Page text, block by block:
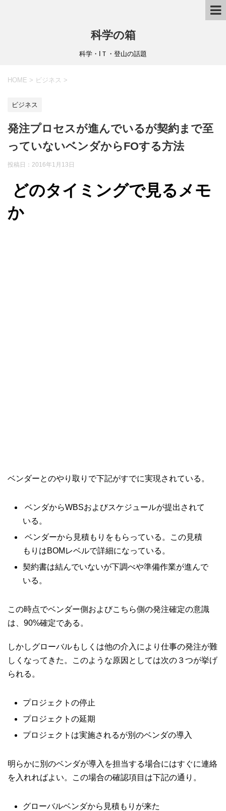
科学の箱
科学・IＴ・登山の話題
HOME > ビジネス >
ビジネス
発注プロセスが進んでいるが契約まで至
っていないベンダからFOする方法
投稿日： 2016年1月13日
どのタイミングで見るメモ
か
ベンダーとのやり取りで下記がすでに実現されている。
ベンダからWBSおよびスケジュールが提出されて
いる。
ベンダーから見積もりをもらっている。この見積
もりはBOMレベルで詳細になっている。
契約書は結んでいないが下調べや準備作業が進んで
いる。
この時点でベンダー側およびこちら側の発注確定の意識
は、90%確定である。
しかしグローバルもしくは他の介入により仕事の発注が難
しくなってきた。このような原因としては次の３つが挙げ
られる。
プロジェクトの停止
プロジェクトの延期
プロジェクトは実施されるが別のベンダの導入
明らかに別のベンダが導入を担当する場合にはすぐに連絡
を入れればよい。この場合の確認項目は下記の通り。
グローバルベンダから見積もりが来た